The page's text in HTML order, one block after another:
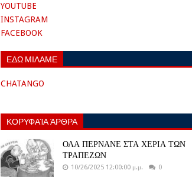
YOUTUBE
INSTAGRAM
FACEBOOK
ΕΔΩ ΜΙΛΑΜΕ
CHATANGO
ΚΟΡΥΦΑΊΑ ΆΡΘΡΑ
ΟΛΑ ΠΕΡΝΑΝΕ ΣΤΑ ΧΕΡΙΑ ΤΩΝ
ΤΡΑΠΕΖΩΝ
10/26/2025 12:00:00 μ.μ. 0